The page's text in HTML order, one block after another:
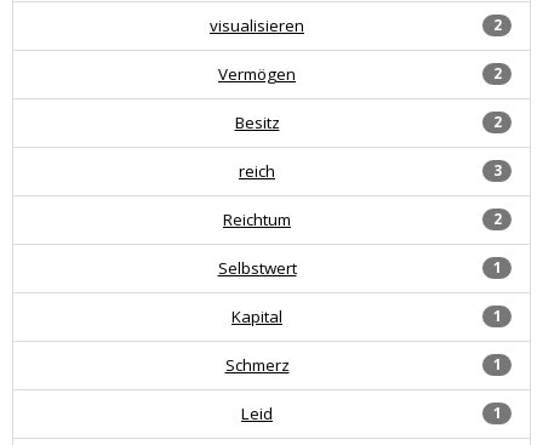
2
visualisieren
2
Vermögen
2
Besitz
3
reich
2
Reichtum
1
Selbstwert
1
Kapital
1
Schmerz
1
Leid